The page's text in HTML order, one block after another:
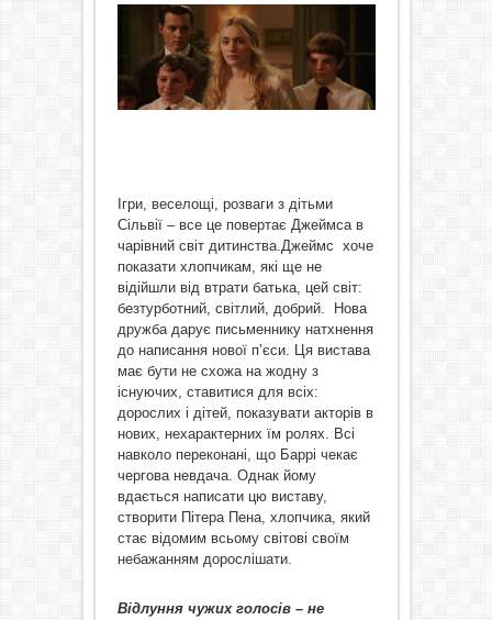
Ігри, веселощі, розваги з дітьми
Сільвії – все це повертає Джеймса в
чарівний світ дитинства.Джеймс хоче
показати хлопчикам, які ще не
відійшли від втрати батька, цей світ:
безтурботний, світлий, добрий. Нова
дружба дарує письменнику натхнення
до написання нової п’єси. Ця вистава
має бути не схожа на жодну з
існуючих, ставитися для всіх:
дорослих і дітей, показувати акторів в
нових, нехарактерних їм ролях. Всі
навколо переконані, що Баррі чекає
чергова невдача. Однак йому
вдається написати цю виставу,
створити Пітера Пена, хлопчика, який
стає відомим всьому світові своїм
небажанням дорослішати.
Відлуння чужих голосів – не